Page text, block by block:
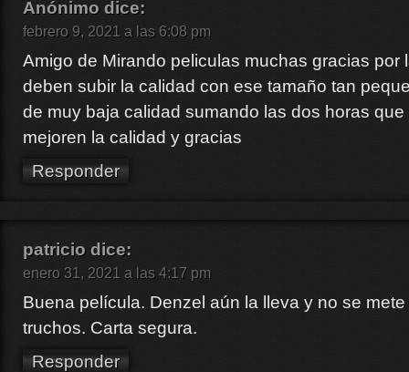
Anónimo dice:
febrero 9, 2021 a las 6:08 pm
Amigo de Mirando peliculas muchas gracias por
deben subir la calidad con ese tamaño tan
de muy baja calidad sumando las dos horas
mejoren la calidad y gracias
Responder
patricio dice:
enero 31, 2021 a las 4:17 pm
Buena película. Denzel aún la lleva y no se
truchos. Carta segura.
Responder